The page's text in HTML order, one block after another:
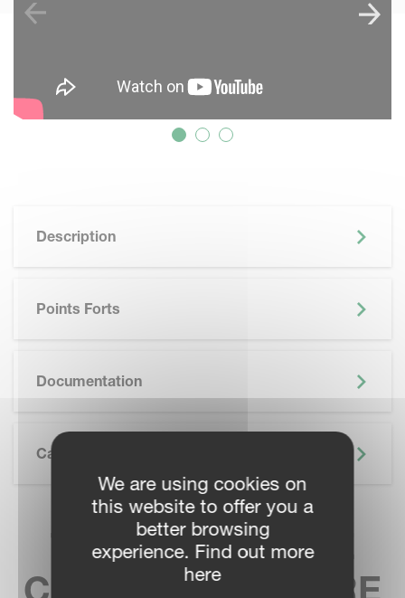
Description
Points Forts
Documentation
Caractéristiques Techniques
TROUVEZ VOTRE
We are using cookies on
this website to offer you a
better browsing
experience. Find out more
here